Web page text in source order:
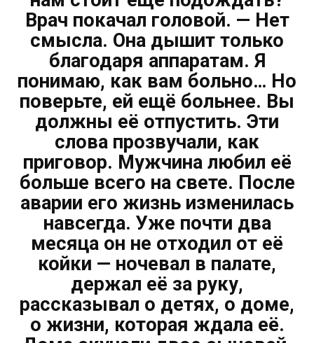
Врач покачал головой. — Нет
смысла. Она дышит только
благодаря аппаратам. Я
понимаю, как вам больно… Но
поверьте, ей ещё больнее. Вы
должны её отпустить. Эти
слова прозвучали, как
приговор. Мужчина любил её
больше всего на свете. После
аварии его жизнь изменилась
навсегда. Уже почти два
месяца он не отходил от её
койки — ночевал в палате,
держал её за руку,
рассказывал о детях, о доме,
о жизни, которая ждала её.